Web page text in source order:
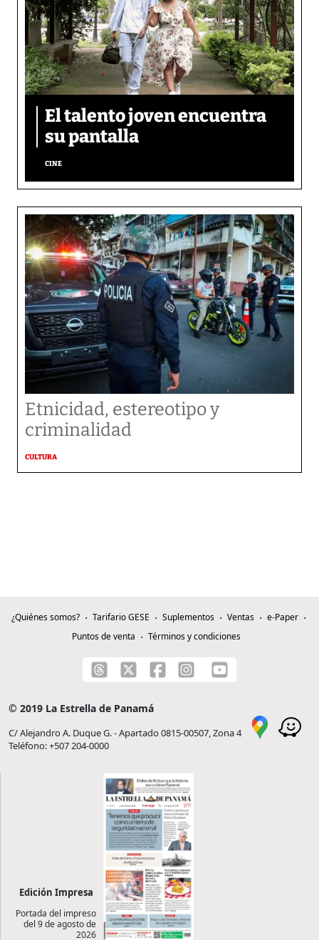
El talento joven encuentra
su pantalla​
CINE
Etnicidad, estereotipo y
criminalidad
CULTURA
¿Quiénes somos? Tarifario GESE Suplementos Ventas
e-Paper
Puntos de venta
Términos y condiciones
© 2019 La Estrella de Panamá
C/ Alejandro A. Duque G. - Apartado 0815-00507, Zona 4
Teléfono: +507 204-0000
Edición Impresa
Portada del impreso
del 9 de agosto de
2026